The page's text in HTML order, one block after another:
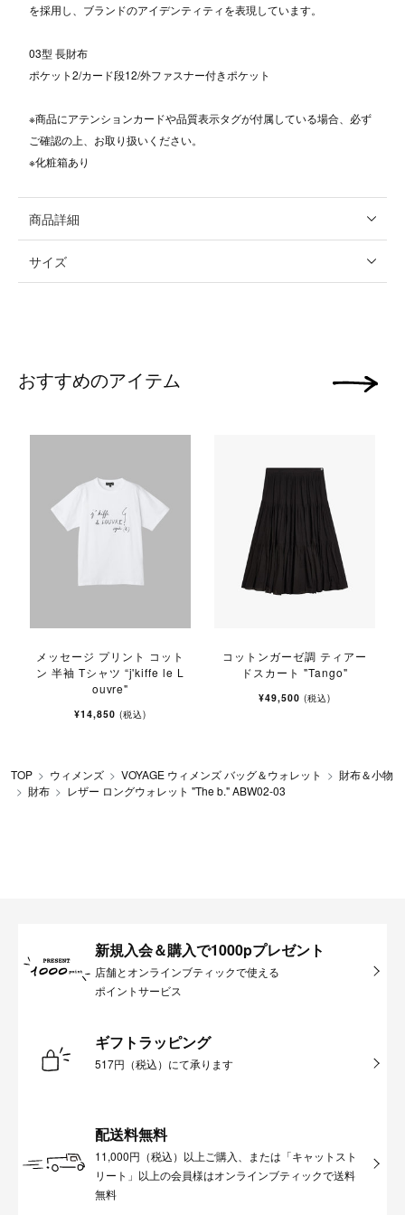
を採用し、ブランドのアイデンティティを表現しています。
03型 長財布
ポケット2/カード段12/外ファスナー付きポケット
※商品にアテンションカードや品質表示タグが付属している場合、必ず
ご確認の上、お取り扱いください。
※化粧箱あり
商品詳細
サイズ
おすすめのアイテム
メッセージ プリント コット
ン 半袖 Tシャツ “j'kiffe le L
ouvre"
¥14,850 (税込)
コットンガーゼ調 ティアー
ドスカート "Tango"
¥49,500 (税込)
次の画像
TOP ウィメンズ VOYAGE ウィメンズ バッグ＆ウォレット
財布＆小物
財布
レザー ロングウォレット "The b." ABW02-03
新規入会＆購入で1000pプレゼント
店舗とオンラインブティックで使える
ポイントサービス
ギフトラッピング
517円（税込）にて承ります
配送料無料
11,000円（税込）以上ご購入、または「キャットスト
リート」以上の会員様はオンラインブティックで送料
無料